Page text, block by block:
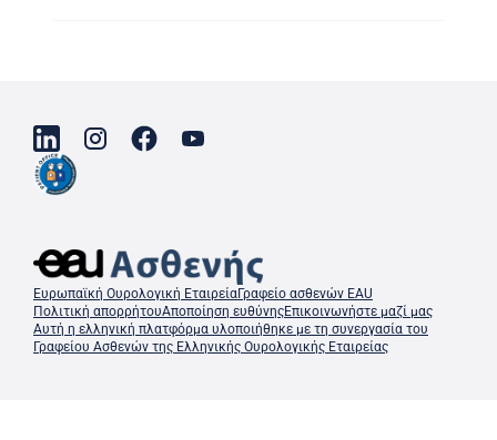
Ευρωπαϊκή Ουρολογική ΕταιρείαΓραφείο ασθενών EAU
Πολιτική απορρήτουΑποποίηση ευθύνηςΕπικοινωνήστε μαζί μας
Αυτή η ελληνική πλατφόρμα υλοποιήθηκε με τη συνεργασία του
Γραφείου Ασθενών της Ελληνικής Ουρολογικής Εταιρείας